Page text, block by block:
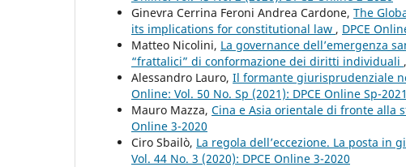
Ginevra Cerrina Feroni Andrea Cardone, The
its implications for constitutional law , DPCE
Matteo Nicolini, La governance dell’emergenza
“frattalici” di conformazione dei diritti individuali ,
Alessandro Lauro, Il formante giurisprudenziale
Online: Vol. 50 No. Sp (2021): DPCE Online Sp-2021
Mauro Mazza, Cina e Asia orientale di fronte alla
Online 3-2020
Ciro Sbailò, La regola dell’eccezione. La posta in
Vol. 44 No. 3 (2020): DPCE Online 3-2020